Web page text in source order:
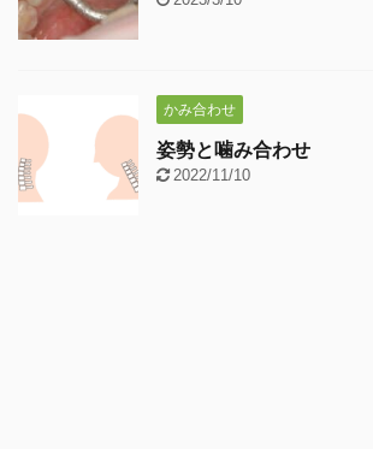
かみ合わせ
姿勢と噛み合わせ
2022/11/10